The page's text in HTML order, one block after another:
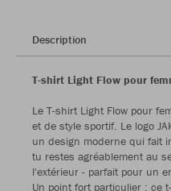
Description
T-shirt Light Flow pour
Le T-shirt Light Flow pour
et de style sportif. Le logo
un design moderne qui fait
tu restes agréablement au
l'extérieur - parfait pour un
Un point fort particulier : ce